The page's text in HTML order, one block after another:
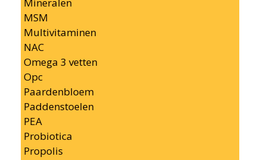
Mineralen
MSM
Multivitaminen
NAC
Omega 3 vetten
Opc
Paardenbloem
Paddenstoelen
PEA
Probiotica
Propolis